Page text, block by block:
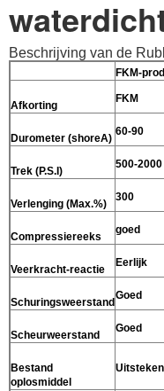
Beschrijving van de
FKM-
Afkorting
FKM
Durometer (shoreA)
60-90
Trek (P.S.I)
500-2000
Verlenging (Max.%)
300
Compressiereeks
goed
Veerkracht-reactie
Eerlijk
Schuringsweerstand
Goed
Scheurweerstand
Goed
Bestand
oplosmiddel